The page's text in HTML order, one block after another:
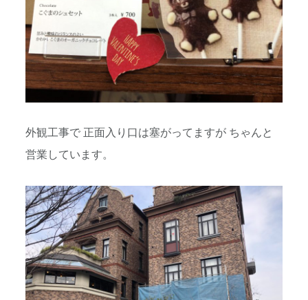
外観工事で 正面入り口は塞がってますが ちゃんと
営業しています。